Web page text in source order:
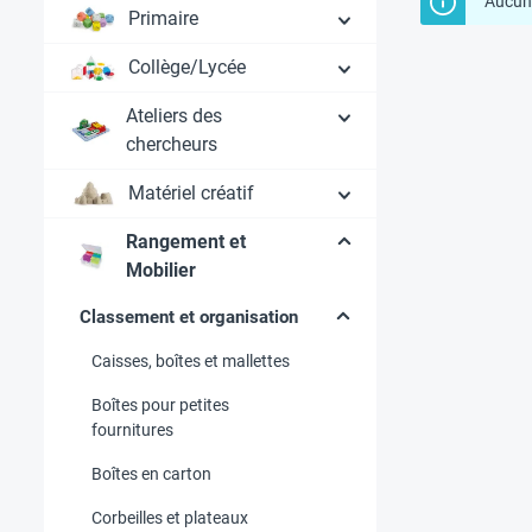
Primaire
Collège/Lycée
Ateliers des
chercheurs
Matériel créatif
Rangement et
Mobilier
Classement et organisation
Caisses, boîtes et mallettes
Boîtes pour petites
fournitures
Boîtes en carton
Corbeilles et plateaux